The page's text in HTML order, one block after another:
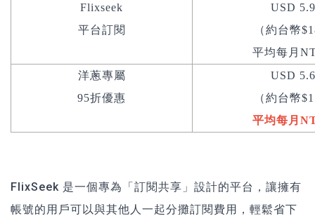
Flixseek
平台訂閱
USD
（約台幣
平均每月
洋蔥專屬
95折優惠
USD
（約台幣
平均每月
FlixSeek 是一個專為「訂閱共享」設計的平台，讓擁有
帳號的用戶可以與其他人一起分攤訂閱費用，輕鬆省下